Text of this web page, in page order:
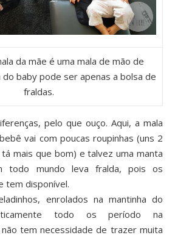
da mãe é uma mala de mão de
do baby pode ser apenas a bolsa de
fraldas.
pelo que ouço. Aqui, a mala
vai com poucas roupinhas (uns 2
mais que bom) e talvez uma manta
todo mundo leva fralda, pois os
tem disponível.
enrolados na mantinha do
todo os período na
tem necessidade de trazer muita